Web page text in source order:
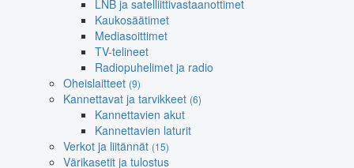
LNB ja satelliittivastaanottimet
Kaukosäätimet
Mediasoittimet
TV-telineet
Radiopuhelimet ja radio
Oheislaitteet (9)
Kannettavat ja tarvikkeet (6)
Kannettavien akut
Kannettavien laturit
Verkot ja liitännät (15)
Värikasetit ja tulostus